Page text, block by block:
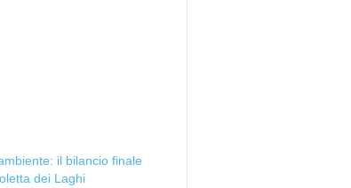
il bilancio finale
dei Laghi